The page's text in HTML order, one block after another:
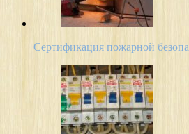
Сертификация пожарной